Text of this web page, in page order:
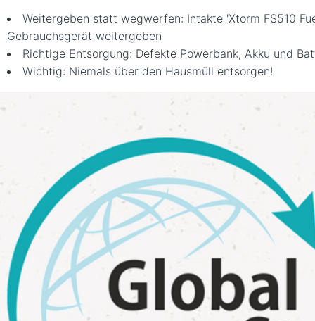
Weitergeben statt wegwerfen: Intakte 'Xtorm FS510
Gebrauchsgerät weitergeben
Richtige Entsorgung: Defekte Powerbank, Akku und
Wichtig: Niemals über den Hausmüll entsorgen!